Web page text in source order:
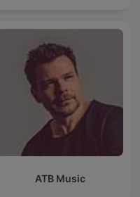
ATB Music